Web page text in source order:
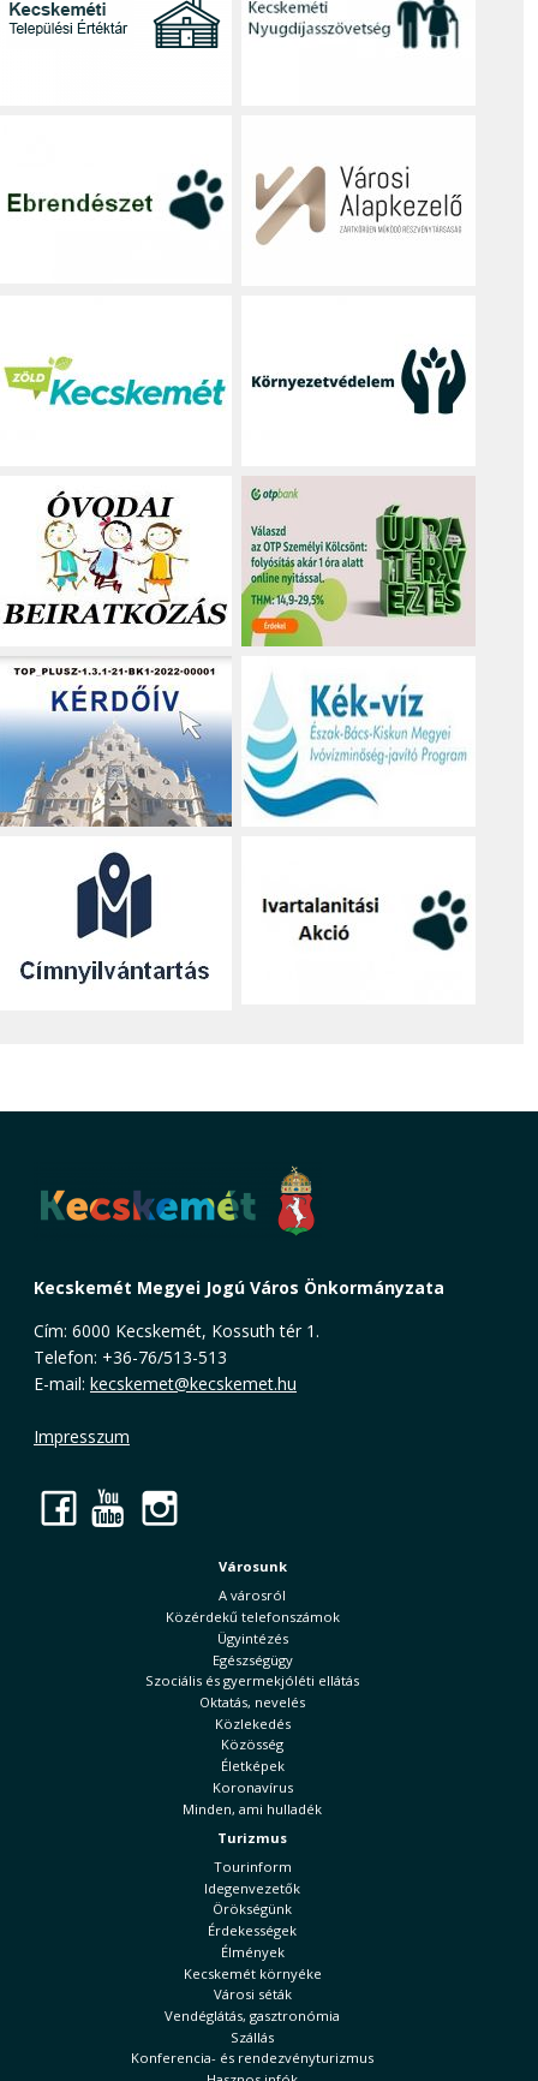
Kecskemét Megyei Jogú Város Önkormányzata
Cím: 6000 Kecskemét, Kossuth tér 1.
Telefon: +36-76/513-513
E-mail: kecskemet@kecskemet.hu
Impresszum
Facebook
YouTube
Városunk
A városról
Közérdekű telefonszámok
Ügyintézés
Egészségügy
Szociális és gyermekjóléti ellátás
Oktatás, nevelés
Közlekedés
Közösség
Életképek
Koronavírus
Minden, ami hulladék
Turizmus
Tourinform
Idegenvezetők
Örökségünk
Érdekességek
Élmények
Kecskemét környéke
Városi séták
Vendéglátás, gasztronómia
Szállás
Konferencia- és rendezvényturizmus